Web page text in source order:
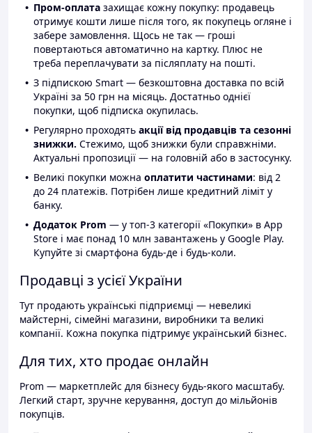
Пром-оплата захищає кожну покупку: продавець
отримує кошти лише після того, як покупець огляне і
забере замовлення. Щось не так — гроші
повертаються автоматично на картку. Плюс не
треба переплачувати за післяплату на пошті.
З підпискою Smart — безкоштовна доставка по всій
Україні за 50 грн на місяць. Достатньо однієї
покупки, щоб підписка окупилась.
Регулярно проходять акції від продавців та сезонні
знижки. Стежимо, щоб знижки були справжніми.
Актуальні пропозиції — на головній або в застосунку.
Великі покупки можна оплатити частинами: від 2
до 24 платежів. Потрібен лише кредитний ліміт у
банку.
Додаток Prom — у топ-3 категорії «Покупки» в App
Store і має понад 10 млн завантажень у Google Play.
Купуйте зі смартфона будь-де і будь-коли.
Продавці з усієї України
Тут продають українські підприємці — невеликі
майстерні, сімейні магазини, виробники та великі
компанії. Кожна покупка підтримує український бізнес.
Для тих, хто продає онлайн
Prom — маркетплейс для бізнесу будь-якого масштабу.
Легкий старт, зручне керування, доступ до мільйонів
покупців.